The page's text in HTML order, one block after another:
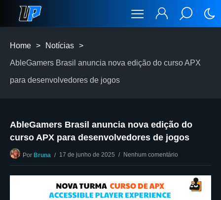
Home > Notícias >
AbleGamers Brasil anuncia nova edição do curso APX
para desenvolvedores de jogos
AbleGamers Brasil anuncia nova edição do
curso APX para desenvolvedores de jogos
Por Bruna 17 de junho de 2025 Nenhum comentário